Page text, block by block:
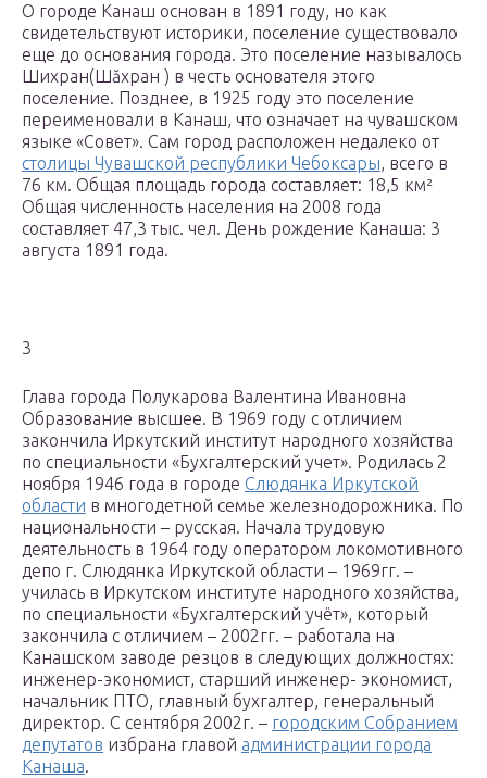
О городе Канаш основан в 1891 году, но как
свидетельствуют историки, поселение существовало
еще до основания города. Это поселение называлось
Шихран(Шăхран ) в честь основателя этого
поселение. Позднее, в 1925 году это поселение
переименовали в Канаш, что означает на чувашском
языке «Совет». Сам город расположен недалеко от
столицы Чувашской республики Чебоксары, всего в
76 км. Общая площадь города составляет: 18,5 км²
Общая численность населения на 2008 года
составляет 47,3 тыс. чел. День рождение Канаша: 3
августа 1891 года.
3
Глава города Полукарова Валентина Ивановна
Образование высшее. В 1969 году с отличием
закончила Иркутский институт народного хозяйства
по специальности «Бухгалтерский учет». Родилась 2
ноября 1946 года в городе Слюдянка Иркутской
области в многодетной семье железнодорожника. По
национальности – русская. Начала трудовую
деятельность в 1964 году оператором локомотивного
депо г. Слюдянка Иркутской области – 1969гг. –
училась в Иркутском институте народного хозяйства,
по специальности «Бухгалтерский учёт», который
закончила с отличием – 2002гг. – работала на
Канашском заводе резцов в следующих должностях:
инженер-экономист, старший инженер- экономист,
начальник ПТО, главный бухгалтер, генеральный
директор. С сентября 2002г. – городским Собранием
депутатов избрана главой администрации города
Канаша.